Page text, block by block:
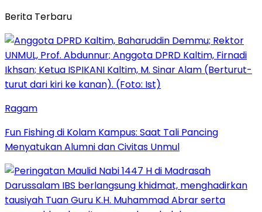
Berita Terbaru
Ragam
Fun Fishing di Kolam Kampus: Saat Tali Pancing
Menyatukan Alumni dan Civitas Unmul